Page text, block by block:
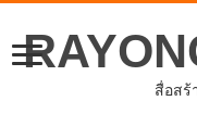
สื่อสร้